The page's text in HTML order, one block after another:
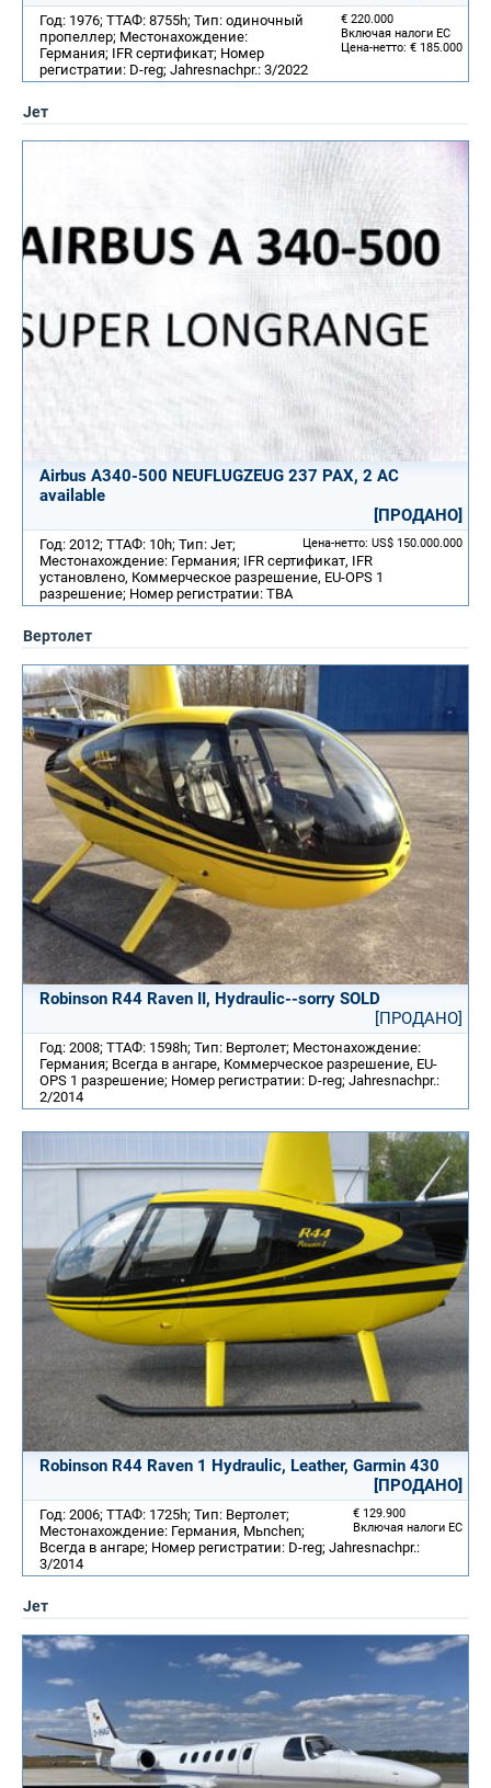
€ 220.000
Включая налоги ЕС
Цена-нетто: € 185.000
Год: 1976; ТТАФ: 8755h; Тип: одиночный
пропеллер; Местонахождение:
Германия; IFR сертификат; Номер
регистратии: D-reg; Jahresnachpr.: 3/2022
Jет
Airbus A340-500 NEUFLUGZEUG 237 PAX, 2 AC
available
[ПРОДАНО]
Цена-нетто: US$ 150.000.000
Год: 2012; ТТАФ: 10h; Тип: Jет;
Местонахождение: Германия; IFR сертификат, IFR
установлено, Коммерческое разрешение, EU-OPS 1
разрешение; Номер регистратии: TBA
Вертолет
Robinson R44 Raven II, Hydraulic--sorry SOLD
[ПРОДАНО]
Год: 2008; ТТАФ: 1598h; Тип: Вертолет; Местонахождение:
Германия; Всегда в ангаре, Коммерческое разрешение, EU-
OPS 1 разрешение; Номер регистратии: D-reg; Jahresnachpr.:
2/2014
Robinson R44 Raven 1 Hydraulic, Leather, Garmin 430
[ПРОДАНО]
€ 129.900
Включая налоги ЕС
Год: 2006; ТТАФ: 1725h; Тип: Вертолет;
Местонахождение: Германия, Mьnchen;
Всегда в ангаре; Номер регистратии: D-reg; Jahresnachpr.:
3/2014
Jет